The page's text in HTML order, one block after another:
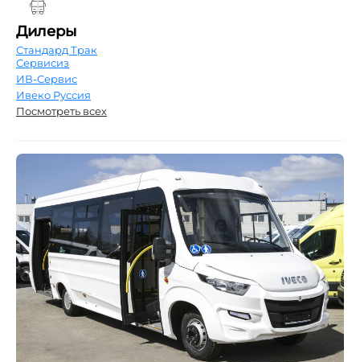
Дилеры
Стандард Трак
Сервисиз
ИВ-Сервис
Ивеко Руссия
Посмотреть всех